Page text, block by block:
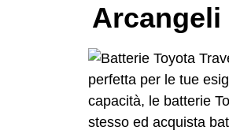
Arcangeli
perfetta per le tue
capacità, le batterie
stesso ed acquista